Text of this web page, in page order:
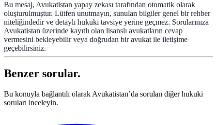
Bu mesaj, Avukatistan yapay zekası tarafından otomatik olarak
oluşturulmuştur. Lütfen unutmayın, sunulan bilgiler genel bir rehber
niteliğindedir ve detaylı hukuki tavsiye yerine geçmez. Sorularınıza
Avukatistan üzerinde kayıtlı olan lisanslı avukatların cevap
vermesini bekleyebilir veya doğrudan bir avukat ile iletişime
geçebilirsiniz.
Benzer sorular.
Bu konuyla bağlantılı olarak Avukatistan’da sorulan diğer hukuki
soruları inceleyin.